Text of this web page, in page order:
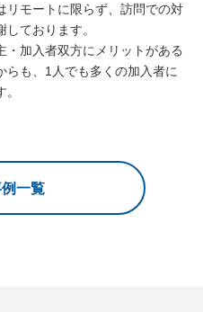
リモートに限らず、訪問での対
ております。
加入者双方にメリットがある
らも、1人でも多くの加入者に
一覧